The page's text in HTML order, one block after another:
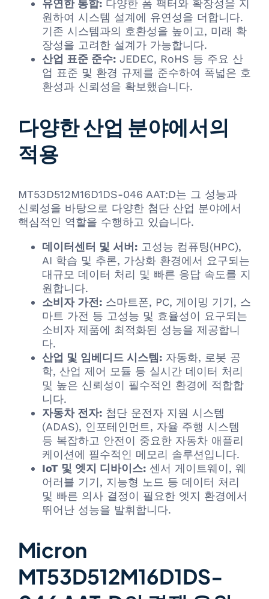
유연한 통합: 다양한 폼 팩터와 확장성을 지
원하여 시스템 설계에 유연성을 더합니다.
기존 시스템과의 호환성을 높이고, 미래 확
장성을 고려한 설계가 가능합니다.
산업 표준 준수: JEDEC, RoHS 등 주요 산
업 표준 및 환경 규제를 준수하여 폭넓은 호
환성과 신뢰성을 확보했습니다.
다양한 산업 분야에서의
적용
MT53D512M16D1DS-046 AAT:D는 그 성능과
신뢰성을 바탕으로 다양한 첨단 산업 분야에서
핵심적인 역할을 수행하고 있습니다.
데이터센터 및 서버: 고성능 컴퓨팅(HPC),
AI 학습 및 추론, 가상화 환경에서 요구되는
대규모 데이터 처리 및 빠른 응답 속도를 지
원합니다.
소비자 가전: 스마트폰, PC, 게이밍 기기, 스
마트 가전 등 고성능 및 효율성이 요구되는
소비자 제품에 최적화된 성능을 제공합니
다.
산업 및 임베디드 시스템: 자동화, 로봇 공
학, 산업 제어 모듈 등 실시간 데이터 처리
및 높은 신뢰성이 필수적인 환경에 적합합
니다.
자동차 전자: 첨단 운전자 지원 시스템
(ADAS), 인포테인먼트, 자율 주행 시스템
등 복잡하고 안전이 중요한 자동차 애플리
케이션에 필수적인 메모리 솔루션입니다.
IoT 및 엣지 디바이스: 센서 게이트웨이, 웨
어러블 기기, 지능형 노드 등 데이터 처리
및 빠른 의사 결정이 필요한 엣지 환경에서
뛰어난 성능을 발휘합니다.
Micron
MT53D512M16D1DS-